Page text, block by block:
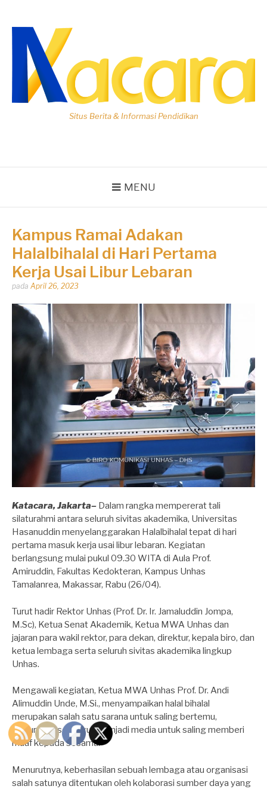
konten
Situs Berita & Informasi Pendidikan
MENU
Kampus Ramai Adakan
Halalbihalal di Hari Pertama
Kerja Usai Libur Lebaran
Dipos
Dhirga
Erlangga
pada April 26, 2023
Katacara, Jakarta– Dalam rangka mempererat tali
silaturahmi antara seluruh sivitas akademika, Universitas
Hasanuddin menyelanggarakan Halalbihalal tepat di hari
pertama masuk kerja usai libur lebaran. Kegiatan
berlangsung mulai pukul 09.30 WITA di Aula Prof.
Amiruddin, Fakultas Kedokteran, Kampus Unhas
Tamalanrea, Makassar, Rabu (26/04).
Turut hadir Rektor Unhas (Prof. Dr. Ir. Jamaluddin Jompa,
M.Sc), Ketua Senat Akademik, Ketua MWA Unhas dan
jajaran para wakil rektor, para dekan, direktur, kepala biro, dan
ketua lembaga serta seluruh sivitas akademika lingkup
Unhas.
Mengawali kegiatan, Ketua MWA Unhas Prof. Dr. Andi
Alimuddin Unde, M.Si., menyampaikan halal bihalal
merupakan salah satu sarana untuk saling bertemu,
silaturahmi sekaligus menjadi media untuk saling memberi
maaf kepada sesama.
Menurutnya, keberhasilan sebuah lembaga atau organisasi
salah satunya ditentukan oleh kolaborasi sumber daya yang